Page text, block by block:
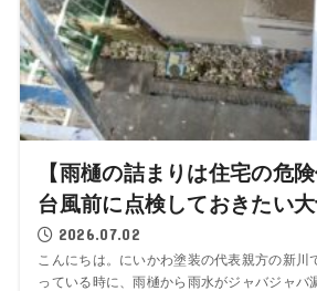
【雨樋の詰まりは住宅の危
台風前に点検しておきたい
2026.07.02
こんにちは。にいかわ塗装の代表親方の新川
っている時に、雨樋から雨水がジャバジャバ